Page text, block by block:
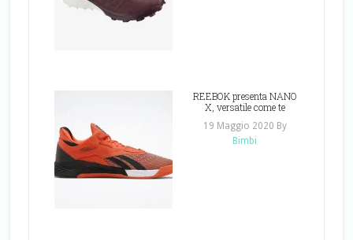
REEBOK presenta NANO
X, versatile come te
19 Maggio 2020 By
Bimbi